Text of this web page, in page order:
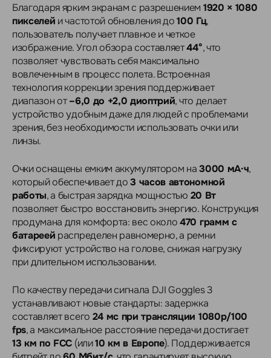
Благодаря ярким экранам с разрешением 1920 × 1080
пикселей и частотой обновления до100 Гц,
пользователь получает плавное и четкое
изображение. Угол обзора составляет44°, что
позволяет чувствовать себя максимально
вовлеченным в процесс полета. Встроенная
технология коррекции зрения поддерживает
диапазон от–6,0 до +2,0 диоптрий, что делает
устройство удобным даже для людей с проблемами
зрения, без необходимости использовать очки или
линзы.
Очки оснащены емким аккумулятором на3000 мА·ч,
который обеспечивает до3 часов автономной
работы, а быстрая зарядка мощностью 20 Вт
позволяет быстро восстановить энергию. Конструкция
продумана для комфорта: вес около470 грамм с
батареей распределен равномерно, а ремни
фиксируют устройство на голове, снижая нагрузку
при длительном использовании.
По качеству передачи сигнала DJI Goggles 3
устанавливают новые стандарты: задержка
составляет всего 24 мс при трансляции 1080p/100
fps, а максимальное расстояние передачи достигает
13 км по FCC (или10 км в Европе). Поддерживается